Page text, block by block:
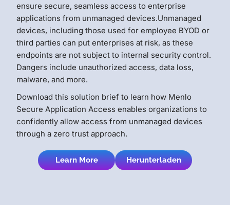
ensure secure, seamless access to enterprise
applications from unmanaged devices.Unmanaged
devices, including those used for employee BYOD or
third parties can put enterprises at risk, as these
endpoints are not subject to internal security control.
Dangers include unauthorized access, data loss,
malware, and more.
Download this solution brief to learn how Menlo
Secure Application Access enables organizations to
confidently allow access from unmanaged devices
through a zero trust approach.
Learn More Herunterladen